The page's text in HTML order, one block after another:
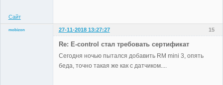
Сайт
15
mobizon
27-11-2018 13:27:27
Re: E-control стал требовать сертификат
Сегодня ночью пытался добавить RM mini 3, опять
беда, точно такая же как с датчиком....